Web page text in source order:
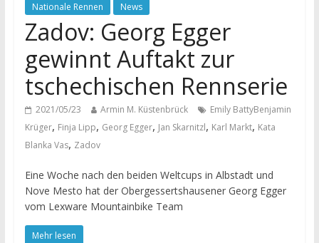
Nationale Rennen News
Zadov: Georg Egger
gewinnt Auftakt zur
tschechischen Rennserie
2021/05/23 Armin M. Küstenbrück
Emily BattyBenjamin
Krüger, Finja Lipp, Georg Egger, Jan Skarnitzl, Karl Markt, Kata
Blanka Vas, Zadov
Eine Woche nach den beiden Weltcups in Albstadt und
Nove Mesto hat der Obergessertshausener Georg Egger
vom Lexware Mountainbike Team
Mehr lesen